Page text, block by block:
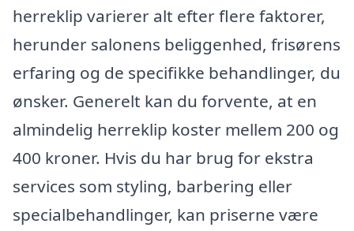
herreklip varierer alt efter flere faktorer,
herunder salonens beliggenhed, frisørens
erfaring og de specifikke behandlinger, du
ønsker. Generelt kan du forvente, at en
almindelig herreklip koster mellem 200 og
400 kroner. Hvis du har brug for ekstra
services som styling, barbering eller
specialbehandlinger, kan priserne være